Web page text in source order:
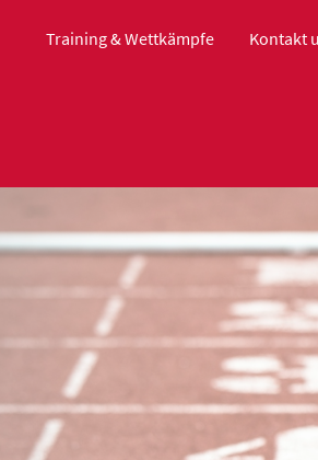
Training & Wettkämpfe Kontakt